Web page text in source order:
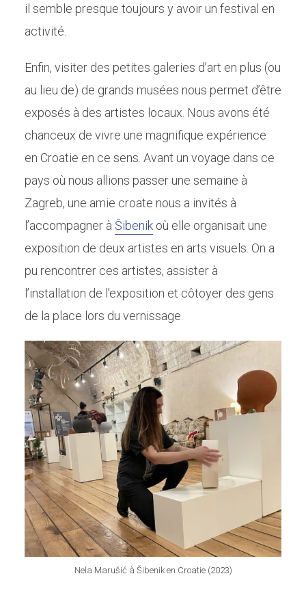
il semble presque toujours y avoir un festival en
activité.
Enfin, visiter des petites galeries d’art en plus (ou
au lieu de) de grands musées nous permet d’être
exposés à des artistes locaux. Nous avons été
chanceux de vivre une magnifique expérience
en Croatie en ce sens. Avant un voyage dans ce
pays où nous allions passer une semaine à
Zagreb, une amie croate nous a invités à
l’accompagner à Šibenikoù elle organisait une
exposition de deux artistes en arts visuels. On a
pu rencontrer ces artistes, assister à
l’installation de l’exposition et côtoyer des gens
de la place lors du vernissage.
Nela Marušić à Šibenik en Croatie (2023)